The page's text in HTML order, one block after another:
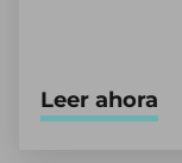
Leer ahora